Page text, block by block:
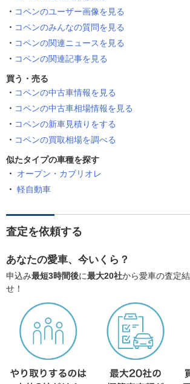
コペンのユーザー画像を見る
コペンのみんなの質問を見る
コペンの関連ニュースを見る
コペンの関連記事を見る
買う・売る
コペンの中古車情報を見る
コペンの中古車相場情報を見る
コペンの新車見積りをする
コペンの買取相場を調べる
似たタイプの車種を探す
オープン・カブリオレ
軽自動車
査定を依頼する
あなたの愛車、今いくら？
申込み最短3時間後に最大20社から愛車の査定
せ！